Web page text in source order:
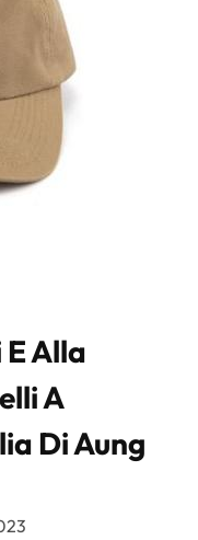
Alla
A
Di Aung